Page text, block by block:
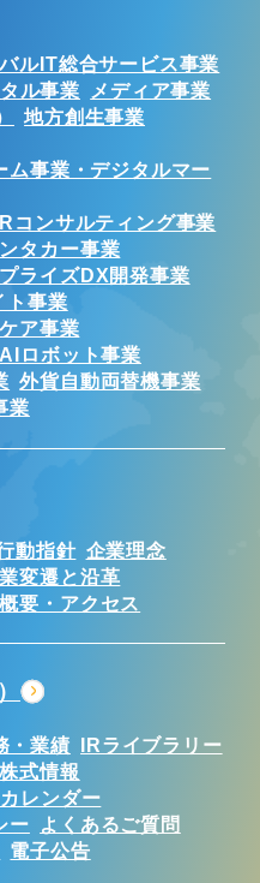
ルIT総合サービス事業
ル事業
メディア事業
地方創生事業
ム事業・デジタルマー
コンサルティング事業
タカー事業
ライズDX開発事業
ト事業
ア事業
AIロボット事業
外貨自動両替機事業
業
動指針 企業理念
変遷と沿革
要・アクセス
・業績
IRライブラリー
株式情報
カレンダー
ー
よくあるご質問
電子公告